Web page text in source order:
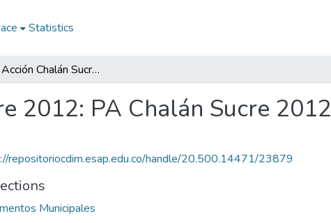
Statistics
Plan de Acción Chalán Sucre 2012: PA Chalán Sucre 2012
2012: PA Chalán Sucre 2012
repositoriocdim.esap.edu.co/handle/20.500.14471/23879
Municipales